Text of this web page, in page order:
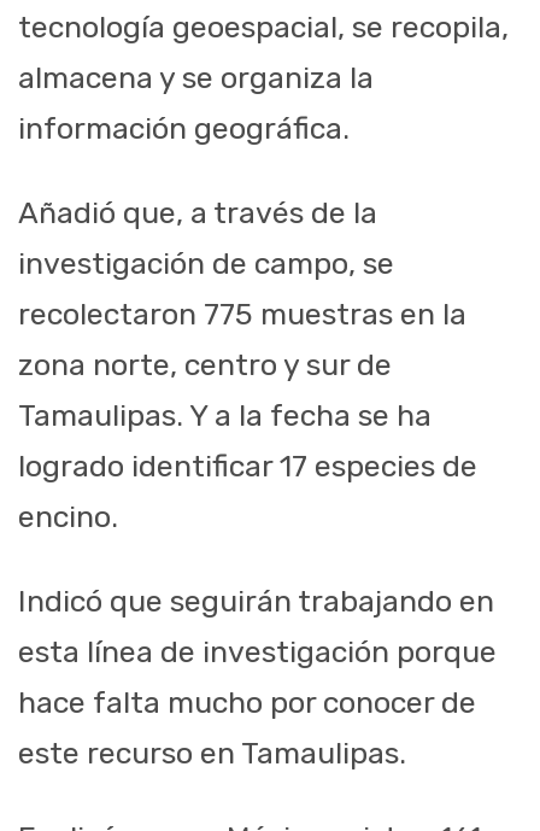
tecnología geoespacial, se recopila,
almacena y se organiza la
información geográfica.
Añadió que, a través de la
investigación de campo, se
recolectaron 775 muestras en la
zona norte, centro y sur de
Tamaulipas. Y a la fecha se ha
logrado identificar 17 especies de
encino.
Indicó que seguirán trabajando en
esta línea de investigación porque
hace falta mucho por conocer de
este recurso en Tamaulipas.